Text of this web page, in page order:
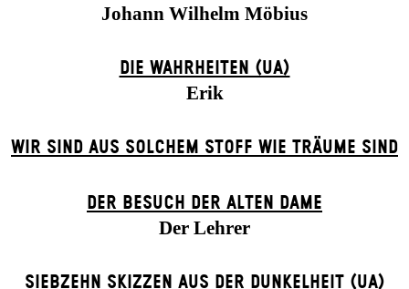
Johann Wilhelm Möbius
DIE WAHRHEITEN (UA)
Erik
WIR SIND AUS SOLCHEM STOFF WIE TRÄUME SIND
DER BE­SUCH DER ALT­EN DA­ME
Der Lehrer
SIEBZEHN SKIZZEN AUS DER DUNKELHEIT (UA)